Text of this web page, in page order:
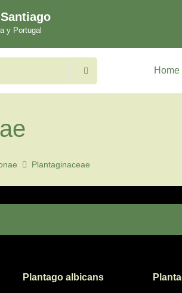
y Portugal
Home
Plantaginaceae
Plantago albicans